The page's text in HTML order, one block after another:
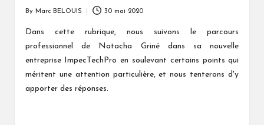
by
By Marc BELOUIS 30 mai 2020
Dans cette rubrique, nous suivons le parcours
professionnel de Natacha Griné dans sa nouvelle
entreprise ImpecTechPro en soulevant certains points qui
méritent une attention particulière, et nous tenterons d'y
apporter des réponses.